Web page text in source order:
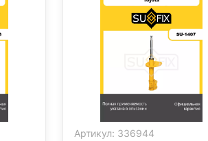
Артикул: 336944